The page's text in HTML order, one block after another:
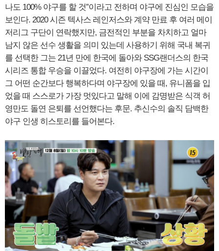
나도 100% 야구를 할 것”이라고 전하며 야구에 진심인 모습을
보인다. 2020 시즌 텍사스 레인저스와 계약 만료 후 여러 메이
저리그 구단이 연락했지만, 금전적인 부분을 차치하고 얼마
남지 않은 선수 생활을 의미 있는데 사용하기 위해 국내 복귀
를 선택한 그는 21년 만에 한국에 돌아와 SSG랜더스의 한국
시리즈 통합 우승을 이끌었다. 여전히 야구장에 가는 시간이
그 어떤 순간보다 행복하다며 야구장에 있을 때, 유니폼을 입
었을 때 스스로가 가장 멋있다고 말해 이에 감명받은 식객 허
영만도 돌연 은퇴를 선언했다는 후문. 추신수의 솔직 담백한
야구 인생 히스토리를 들어본다.